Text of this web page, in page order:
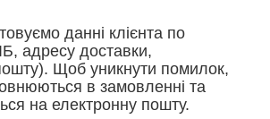
данні клієнта по
адресу доставки,
Щоб уникнути помилок,
в замовленні та
на електронну пошту.